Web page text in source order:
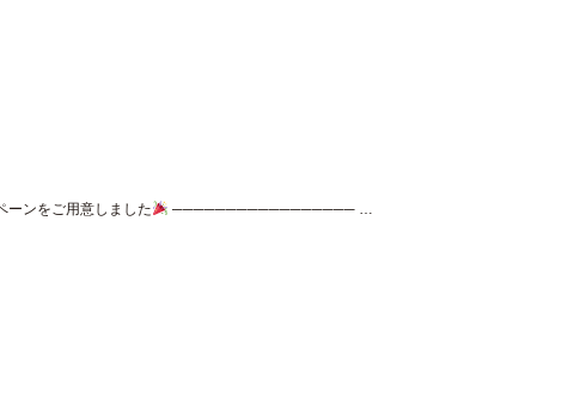
ーンをご用意しました ───────────────── …